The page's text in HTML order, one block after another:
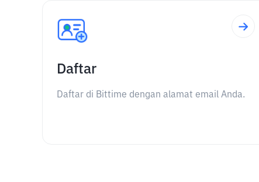
Daftar
Daftar di Bittime dengan alamat email Anda.